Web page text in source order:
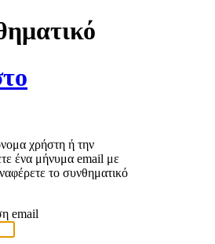
χρήστη ή την
ένα μήνυμα email με
το συνθηματικό
email